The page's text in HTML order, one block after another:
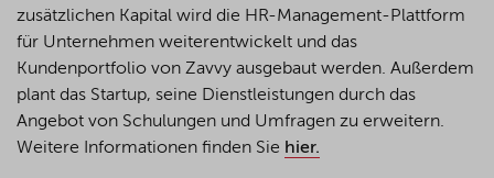
zusätzlichen Kapital wird die HR-Management-Plattform
für Unternehmen weiterentwickelt und das
Kundenportfolio von Zavvy ausgebaut werden. Außerdem
plant das Startup, seine Dienstleistungen durch das
Angebot von Schulungen und Umfragen zu erweitern.
Weitere Informationen finden Sie hier.